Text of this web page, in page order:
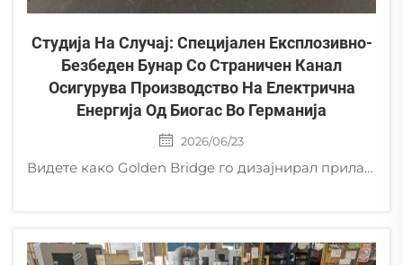
Студија На Случај: Специјален Експлозивно-
Безбеден Бунар Со Страничен Канал
Осигурува Производство На Електрична
Енергија Од Биогас Во Германија
2026/06/23
Видете како Golden Bridge го дизајнирал прилагоден експлозија-отпорен вентилатор со страничен канал со сертификат Ex db IIC T4 Gb за германска биогасна електрана.